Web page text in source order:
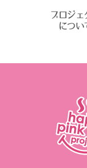
プロジェ
につい